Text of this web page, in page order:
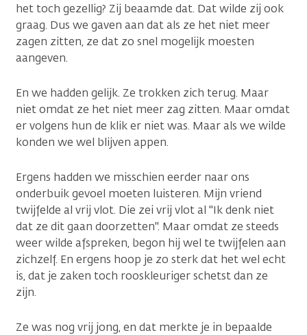
het toch gezellig? Zij beaamde dat. Dat wilde zij ook
graag. Dus we gaven aan dat als ze het niet meer
zagen zitten, ze dat zo snel mogelijk moesten
aangeven.
En we hadden gelijk. Ze trokken zich terug. Maar
niet omdat ze het niet meer zag zitten. Maar omdat
er volgens hun de klik er niet was. Maar als we wilde
konden we wel blijven appen.
Ergens hadden we misschien eerder naar ons
onderbuik gevoel moeten luisteren. Mijn vriend
twijfelde al vrij vlot. Die zei vrij vlot al "Ik denk niet
dat ze dit gaan doorzetten". Maar omdat ze steeds
weer wilde afspreken, begon hij wel te twijfelen aan
zichzelf. En ergens hoop je zo sterk dat het wel echt
is, dat je zaken toch rooskleuriger schetst dan ze
zijn.
Ze was nog vrij jong, en dat merkte je in bepaalde